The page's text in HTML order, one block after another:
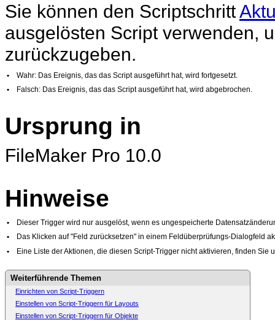
Sie können den Scriptschritt
ausgelösten Script verwenden,
zurückzugeben.
•
Wahr: Das Ereignis, das das Script ausgeführt hat, wird fortgesetzt.
•
Falsch: Das Ereignis, das das Script ausgeführt hat, wird abgebrochen.
Ursprung in
FileMaker Pro 10.0
Hinweise
•
Dieser Trigger wird nur ausgelöst, wenn es ungespeicherte
•
Das Klicken auf "Feld zurücksetzen" in einem Feldüberprüfungs-Dialogfeld
•
Eine Liste der Aktionen, die diesen Script-Trigger nicht aktivieren, finden Sie
Weiterführende Themen
Einrichten von Script-Triggern
Einstellen von Script-Triggern für Layouts
Einstellen von Script-Triggern für Objekte